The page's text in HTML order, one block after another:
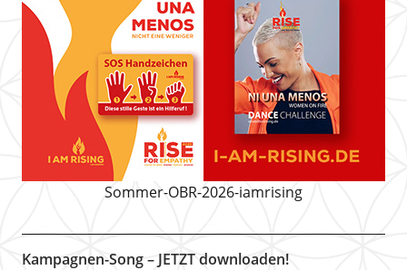
Sommer-OBR-2026-iamrising
Kampagnen-Song – JETZT downloaden!